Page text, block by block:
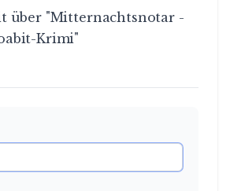
über "Mitternachtsnotar -
Krimi"